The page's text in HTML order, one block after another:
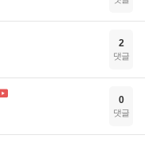
2
댓글
0
댓글